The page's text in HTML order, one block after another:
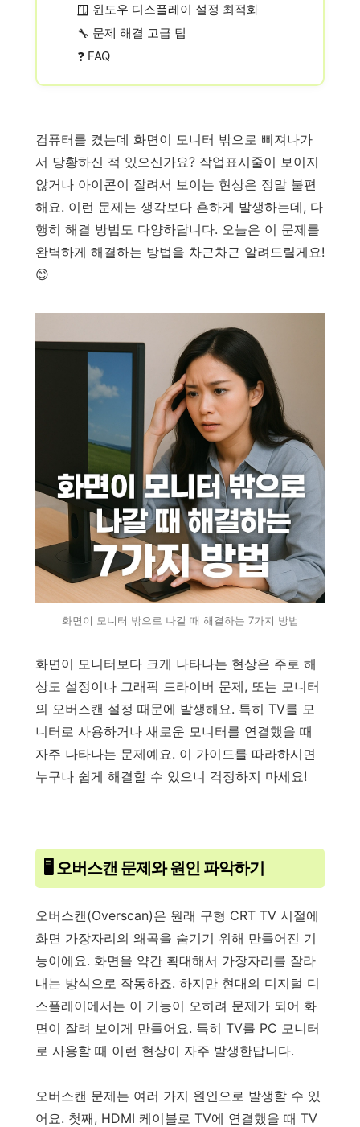
🪟 윈도우 디스플레이 설정 최적화
🔧 문제 해결 고급 팁
❓ FAQ
컴퓨터를 켰는데 화면이 모니터 밖으로 삐져나가
서 당황하신 적 있으신가요? 작업표시줄이 보이지
않거나 아이콘이 잘려서 보이는 현상은 정말 불편
해요. 이런 문제는 생각보다 흔하게 발생하는데, 다
행히 해결 방법도 다양하답니다. 오늘은 이 문제를
완벽하게 해결하는 방법을 차근차근 알려드릴게요!
😊
화면이 모니터 밖으로 나갈 때 해결하는 7가지 방법
화면이 모니터보다 크게 나타나는 현상은 주로 해
상도 설정이나 그래픽 드라이버 문제, 또는 모니터
의 오버스캔 설정 때문에 발생해요. 특히 TV를 모
니터로 사용하거나 새로운 모니터를 연결했을 때
자주 나타나는 문제예요. 이 가이드를 따라하시면
누구나 쉽게 해결할 수 있으니 걱정하지 마세요!
🖥️ 오버스캔 문제와 원인 파악하기
오버스캔(Overscan)은 원래 구형 CRT TV 시절에
화면 가장자리의 왜곡을 숨기기 위해 만들어진 기
능이에요. 화면을 약간 확대해서 가장자리를 잘라
내는 방식으로 작동하죠. 하지만 현대의 디지털 디
스플레이에서는 이 기능이 오히려 문제가 되어 화
면이 잘려 보이게 만들어요. 특히 TV를 PC 모니터
로 사용할 때 이런 현상이 자주 발생한답니다.
오버스캔 문제는 여러 가지 원인으로 발생할 수 있
어요. 첫째, HDMI 케이블로 TV에 연결했을 때 TV